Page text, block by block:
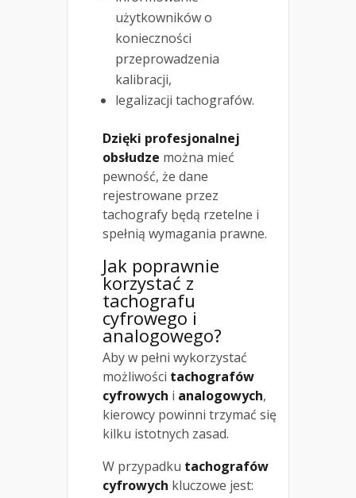
użytkowników o
konieczności
przeprowadzenia
kalibracji,
legalizacji tachografów.
Dzięki profesjonalnej
obsłudze można mieć
pewność, że dane
rejestrowane przez
tachografy będą rzetelne i
spełnią wymagania prawne.
Jak poprawnie
korzystać z
tachografu
cyfrowego i
analogowego?
Aby w pełni wykorzystać
możliwości tachografów
cyfrowych i analogowych,
kierowcy powinni trzymać się
kilku istotnych zasad.
W przypadku tachografów
cyfrowych kluczowe jest: